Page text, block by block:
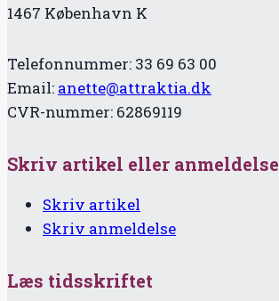
1467 København K
Telefonnummer: 33 69 63 00
Email: anette@attraktia.dk
CVR-nummer: 62869119
Skriv artikel eller anmeldelse
Skriv artikel
Skriv anmeldelse
Læs tidsskriftet